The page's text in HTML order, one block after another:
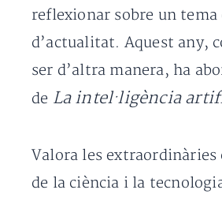
reflexionar sobre un tema
d’actualitat. Aquest any,
ser d’altra manera, ha
de La intel·ligència
Valora les extraordinàries
de la ciència i la